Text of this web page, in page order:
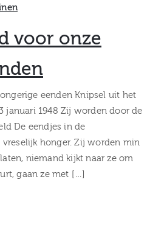
voor onze
eenden Knipsel uit het
januari 1948 Zij worden door de
De eendjes in de
honger. Zij worden min
niemand kijkt naar ze om
gaan ze met […]